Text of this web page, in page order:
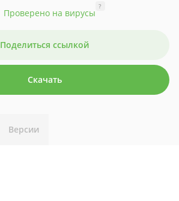
Проверено на вирусы
?
Поделиться ссылкой
Скачать
Версии